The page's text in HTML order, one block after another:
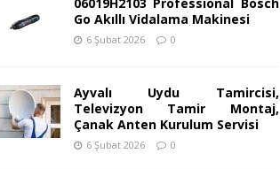
Go Akıllı Vidalama Makinesi
6 Şubat 2026 0
Ayvalı Uydu Tamircisi,
Televizyon Tamir Montaj,
Çanak Anten Kurulum Servisi
6 Şubat 2026 0